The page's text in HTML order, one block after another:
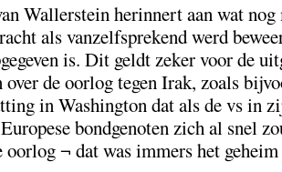
Wallerstein herinnert aan wat nog
als vanzelfsprekend werd
is. Dit geldt zeker voor de
over de oorlog tegen Irak, zoals
in Washington dat als de vs in
bondgenoten zich al snel
oorlog ¬ dat was immers het